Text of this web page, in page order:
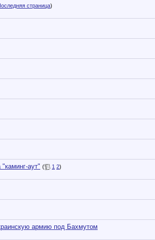
страница)
аут" ( 1 2)
армию под Бахмутом